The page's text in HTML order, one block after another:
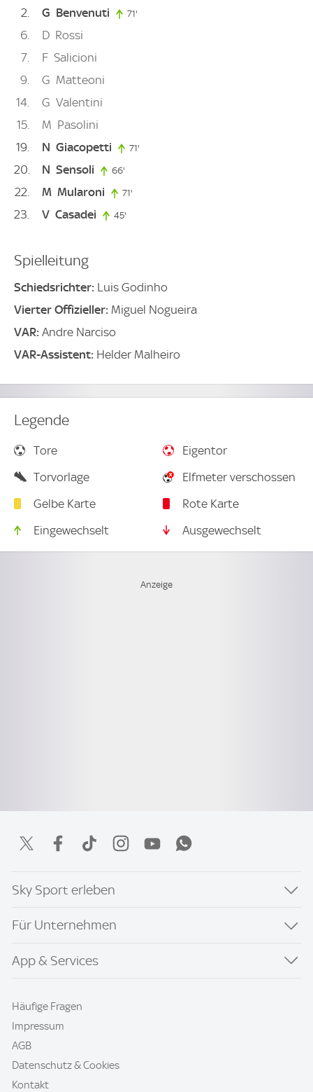
2
G Benvenuti 71'
6 D Rossi
7
F Salicioni
9
G Matteoni
14
G Valentini
15
M Pasolini
19
N Giacopetti 71'
20 N Sensoli 66'
22 M Mularoni 71'
23 V Casadei 45'
Spielleitung
Schiedsrichter: Luis Godinho
Vierter Offizieller: Miguel Nogueira
VAR: Andre Narciso
VAR-Assistent: Helder Malheiro
Legende
Tore
Eigentor
Torvorlage
Elfmeter verschossen
Gelbe Karte
Rote Karte
Eingewechselt
Ausgewechselt
Sky Sport erleben
Für Unternehmen
App & Services
Häufige Fragen
Impressum
AGB
Datenschutz & Cookies
Kontakt